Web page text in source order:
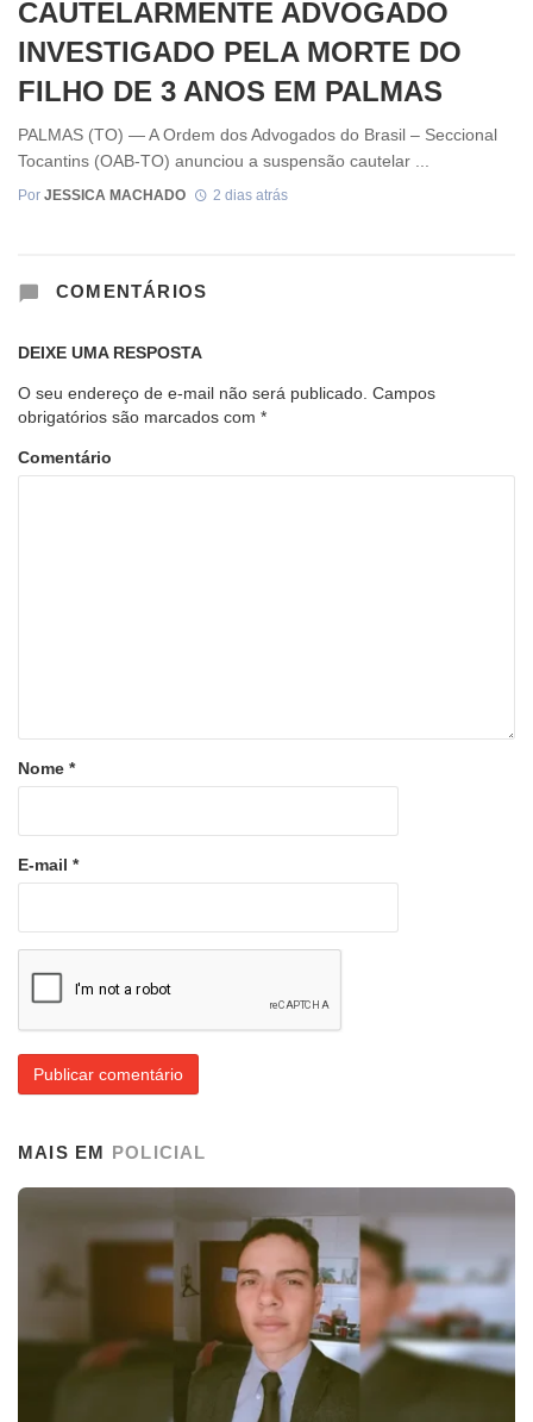
CAUTELARMENTE ADVOGADO
INVESTIGADO PELA MORTE DO
FILHO DE 3 ANOS EM PALMAS
PALMAS (TO) — A Ordem dos Advogados do Brasil – Seccional
Tocantins (OAB-TO) anunciou a suspensão cautelar ...
Por JESSICA MACHADO 2 dias atrás
COMENTÁRIOS
DEIXE UMA RESPOSTA
O seu endereço de e-mail não será publicado. Campos
obrigatórios são marcados com *
Comentário
Nome *
E-mail *
MAIS EM POLICIAL